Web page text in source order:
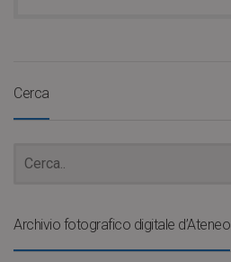
Cerca
Archivio fotografico digitale d’Ateneo